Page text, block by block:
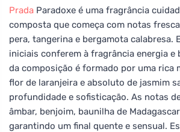
Prada Paradoxe é uma fragrância
composta que começa com notas
pera, tangerina e bergamota calabresa.
iniciais conferem à fragrância energia e
da composição é formado por uma rica
flor de laranjeira e absoluto de jasmim
profundidade e sofisticação. As notas
âmbar, benjoim, baunilha de
garantindo um final quente e sensual.